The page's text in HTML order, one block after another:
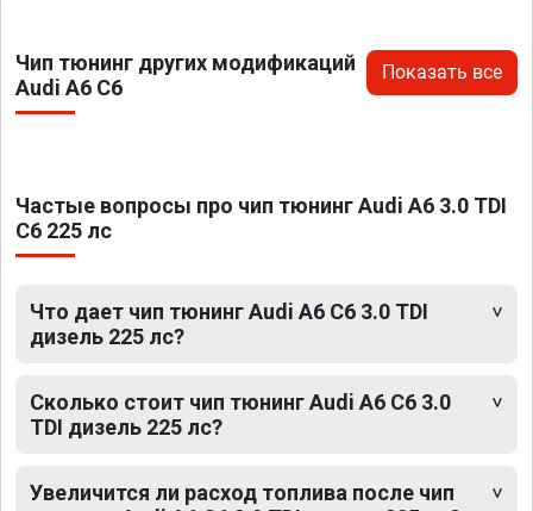
Чип тюнинг других модификаций
Audi A6 C6
Показать все
Частые вопросы про чип тюнинг Audi A6 3.0 TDI
C6 225 лс
Что дает чип тюнинг Audi A6 C6 3.0 TDI
дизель 225 лс?
Сколько стоит чип тюнинг Audi A6 C6 3.0
TDI дизель 225 лс?
Увеличится ли расход топлива после чип